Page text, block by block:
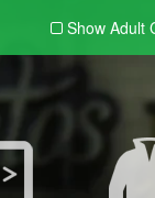
Show Adult